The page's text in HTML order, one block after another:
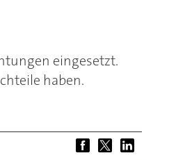
eingesetzt.
haben.